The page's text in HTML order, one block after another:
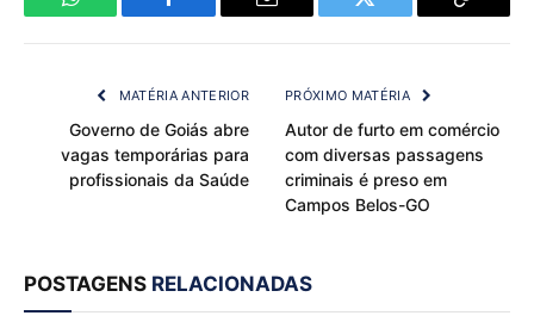
WhatsApp Facebook Email Twitter
Copy
MATÉRIA ANTERIOR
Governo de Goiás abre
vagas temporárias para
profissionais da Saúde
PRÓXIMO MATÉRIA
Autor de furto em comércio
com diversas passagens
criminais é preso em
Campos Belos-GO
POSTAGENS RELACIONADAS